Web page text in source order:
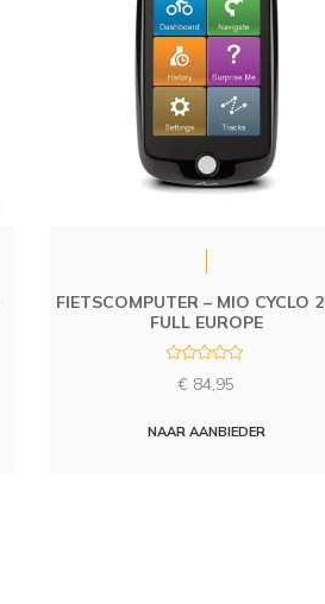
FIETSCOMPUTER – MIO CYCLO
FULL EUROPE
d
€ 84,95
NAAR AANBIEDER